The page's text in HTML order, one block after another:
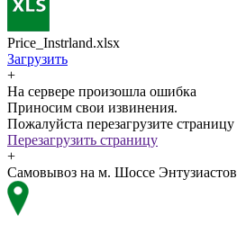
Price_Instrland.xlsx
Загрузить
+
На сервере произошла ошибка
Приносим свои извинения.
Пожалуйста перезагрузите страницу
Перезагрузить страницу
+
Самовывоз на м. Шоссе Энтузиастов